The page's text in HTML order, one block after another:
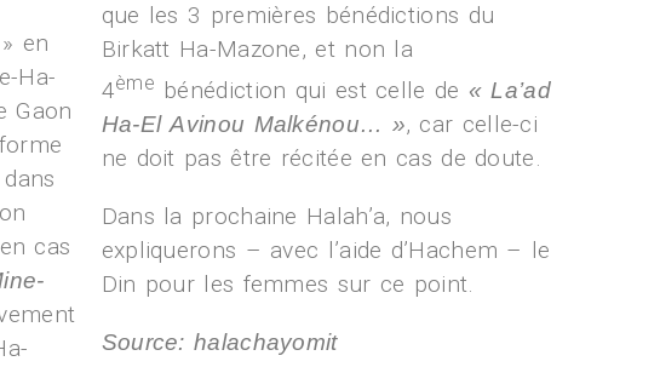
en
Ha-
Gaon
cas
que les 3 premières bénédictions du
Birkatt Ha-Mazone, et non la
4ème bénédiction qui est celle de « La’ad
Ha-El Avinou Malkénou… », car celle-ci
ne doit pas être récitée en cas de doute.
Dans la prochaine Halah’a, nous
expliquerons – avec l’aide d’Hachem – le
Din pour les femmes sur ce point.
Source: halachayomit